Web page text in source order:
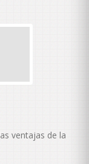
ventajas de la